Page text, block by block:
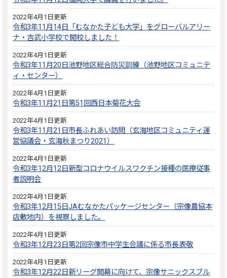
2022年4月1日更新
令和3年11月14日「むなかた子ども大学」をグローバルアリー
ナ・吉武小学校で開校しました！
2022年4月1日更新
令和3年11月20日池野地区総合防災訓練（池野地区コミュニテ
ィ・センター）
2022年4月1日更新
令和3年11月21日第51回西日本菊花大会
2022年4月1日更新
令和3年11月21日市長ふれあい訪問（玄海地区コミュニティ運
営協議会・玄海秋まつり2021）
2022年4月1日更新
令和3年12月12日新型コロナウイルスワクチン接種の医療従事
者説明会
2022年4月1日更新
令和3年12月15日JAむなかたパッケージセンター（宗像農協本
店敷地内）を視察しました。
2022年4月1日更新
令和3年12月23日第2回宗像市中学生会議に係る市長表敬
2022年4月1日更新
令和3年12月22日新リーグ開幕に向けて、宗像サニックスブル